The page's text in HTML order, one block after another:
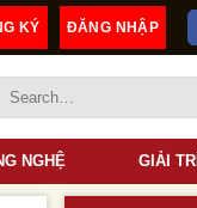
KÝ ĐĂNG NHẬP
Quảng Cáo
NGHỆ GIẢI TRÍ